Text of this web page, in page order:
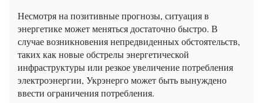
Несмотря на позитивные прогнозы, ситуация в
энергетике может меняться достаточно быстро. В
случае возникновения непредвиденных обстоятельств,
таких как новые обстрелы энергетической
инфраструктуры или резкое увеличение потребления
электроэнергии, Укрэнерго может быть вынуждено
ввести ограничения потребления.